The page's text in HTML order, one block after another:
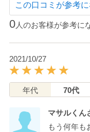
この口コミが参考
0人のお客様が参考に
2021/10/27
年代 70代
マサルくん
もう何年も